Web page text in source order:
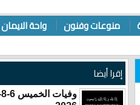
منوعات وفنون واحة الايمان
إقرا أيضا